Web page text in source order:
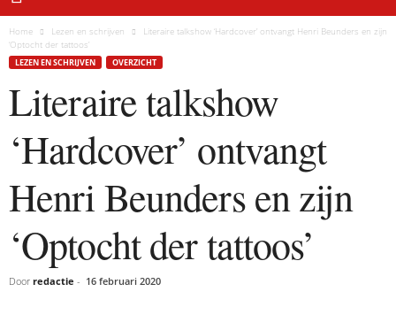
Home Lezen en schrijven
Literaire talkshow ‘Hardcover’ ontvangt Henri Beunders en zijn
‘Optocht der tattoos’
LEZEN EN SCHRIJVEN OVERZICHT
Literaire talkshow
‘Hardcover’ ontvangt
Henri Beunders en zijn
‘Optocht der tattoos’
Door redactie - 16 februari 2020